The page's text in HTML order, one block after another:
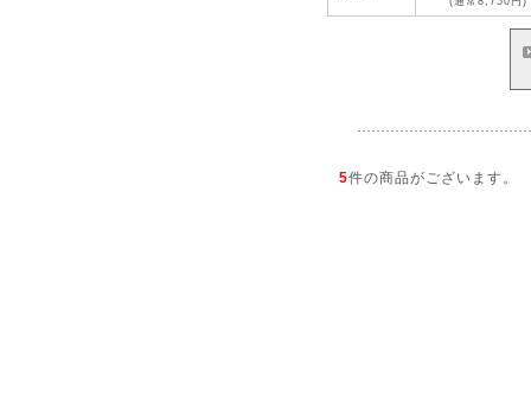
5件の商品がございます。